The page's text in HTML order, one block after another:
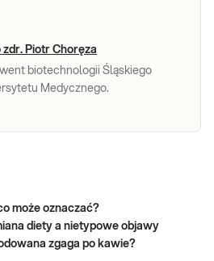
zdr. Piotr Choręza
biotechnologii Śląskiego
Medycznego.
może oznaczać?
diety a nietypowe objawy
zgaga po kawie?